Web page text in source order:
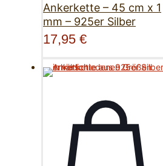
Ankerkette – 45 cm x 1
mm – 925er Silber
17,95 €